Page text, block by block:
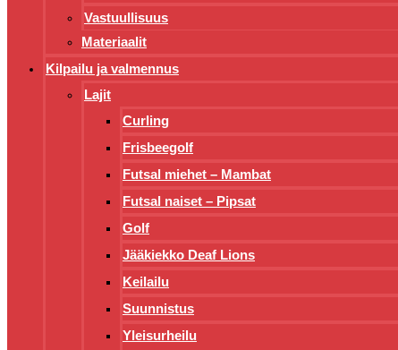
Vastuullisuus
Materiaalit
Kilpailu ja valmennus
Lajit
Curling
Frisbeegolf
Futsal miehet – Mambat
Futsal naiset – Pipsat
Golf
Jääkiekko Deaf Lions
Keilailu
Suunnistus
Yleisurheilu